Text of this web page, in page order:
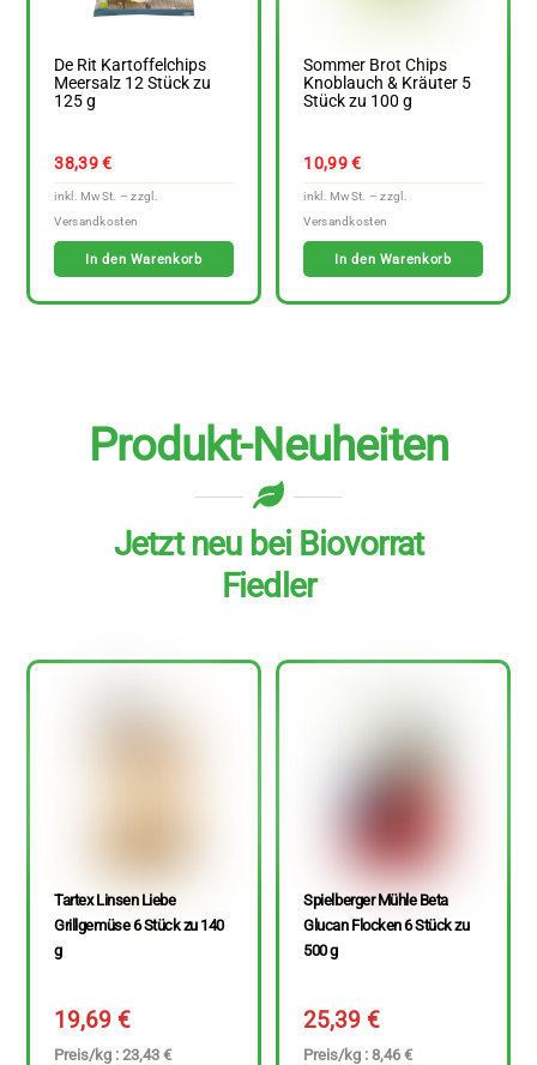
De Rit Kartoffelchips
Meersalz 12 Stück zu
125 g
38,39€
In den Warenkorb
Sommer Brot Chips
Knoblauch & Kräuter 5
Stück zu 100 g
10,99€
In den Warenkorb
Produkt-Neuheiten
Jetzt neu bei Biovorrat
Fiedler
Tartex Linsen Liebe
Grillgemüse 6 Stück zu 140
g
19,69€
Preis/kg : 23,43 €
Spielberger Mühle Beta
Glucan Flocken 6 Stück zu
500 g
25,39€
Preis/kg : 8,46 €